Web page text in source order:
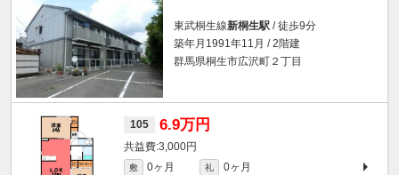
東武桐生線新桐生駅 / 徒歩9分
築年月1991年11月 / 2階建
群馬県桐生市広沢町２丁目
105 6.9万円
3,000円
敷 0ヶ月 礼
0ヶ月